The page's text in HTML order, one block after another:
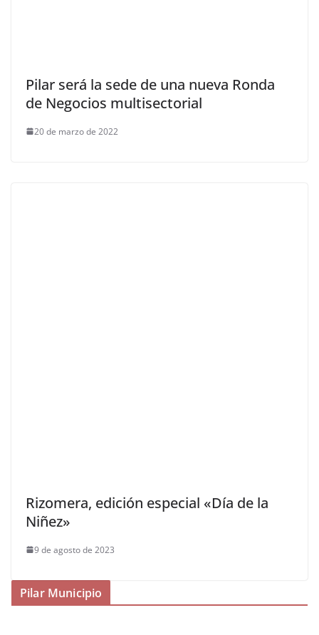
Pilar será la sede de una nueva Ronda
de Negocios multisectorial
20 de marzo de 2022
Rizomera, edición especial «Día de la
Niñez»
9 de agosto de 2023
Pilar Municipio